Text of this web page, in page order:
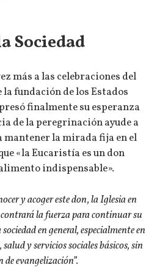
Sociedad
más a las celebraciones del
fundación de los Estados
finalmente su esperanza
de la peregrinación ayude a
la mirada fija en el
«la Eucaristía es un don
indispensable».
y acoger este don, la Iglesia en
la fuerza para continuar su
en general, especialmente en
y servicios sociales básicos, sin
evangelización”.